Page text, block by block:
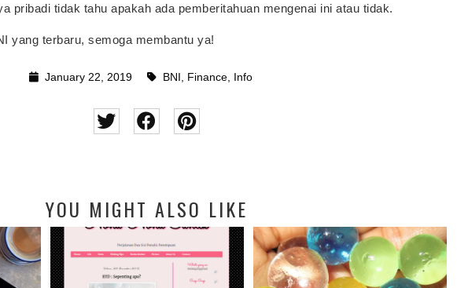
pribadi tidak tahu apakah ada pemberitahuan mengenai ini atau tidak.
yang terbaru, semoga membantu ya!
January 22, 2019 BNI Finance, Info
YOU MIGHT ALSO LIKE